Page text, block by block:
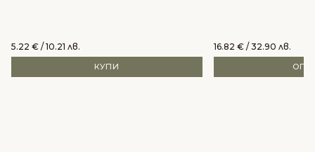
5.22 € / 10.21 лв.
КУПИ
16.82 € / 32.90 лв.